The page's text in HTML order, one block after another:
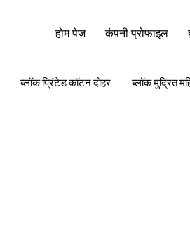
होम पेज कंपनी प्रोफाइल
ब्लॉक प्रिंटेड कॉटन दोहर
ब्लॉक मुद्रित